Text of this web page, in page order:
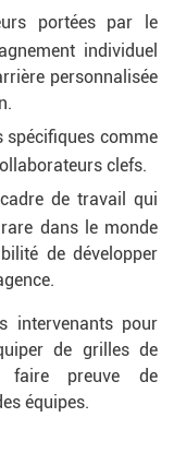
portées par le
individuel
personnalisée
spécifiques comme
clefs.
de travail qui
dans le monde
de développer
intervenants pour
de grilles de
faire preuve de
équipes.